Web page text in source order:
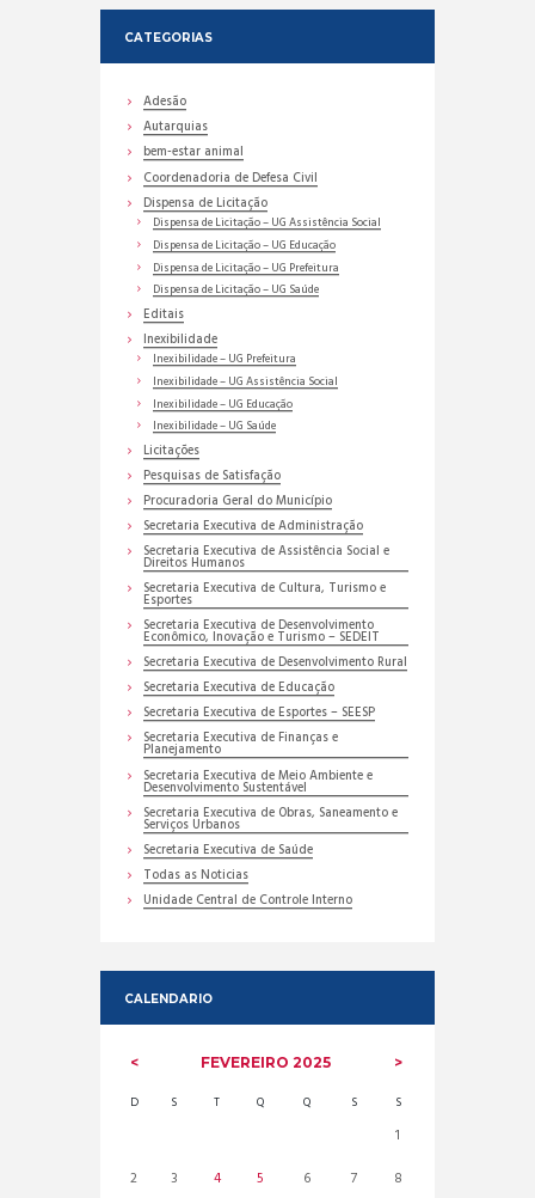
CATEGORIAS
Adesão
Autarquias
bem-estar animal
Coordenadoria de Defesa Civil
Dispensa de Licitação
Dispensa de Licitação – UG Assistência Social
Dispensa de Licitação – UG Educação
Dispensa de Licitação – UG Prefeitura
Dispensa de Licitação – UG Saúde
Editais
Inexibilidade
Inexibilidade – UG Prefeitura
Inexibilidade – UG Assistência Social
Inexibilidade – UG Educação
Inexibilidade – UG Saúde
Licitações
Pesquisas de Satisfação
Procuradoria Geral do Município
Secretaria Executiva de Administração
Secretaria Executiva de Assistência Social e
Direitos Humanos
Secretaria Executiva de Cultura, Turismo e
Esportes
Secretaria Executiva de Desenvolvimento
Econômico, Inovação e Turismo – SEDEIT
Secretaria Executiva de Desenvolvimento Rural
Secretaria Executiva de Educação
Secretaria Executiva de Esportes – SEESP
Secretaria Executiva de Finanças e
Planejamento
Secretaria Executiva de Meio Ambiente e
Desenvolvimento Sustentável
Secretaria Executiva de Obras, Saneamento e
Serviços Urbanos
Secretaria Executiva de Saúde
Todas as Noticias
Unidade Central de Controle Interno
CALENDARIO
FEVEREIRO 2025
D S T Q Q S S
1
2
3 4 5 6 7 8